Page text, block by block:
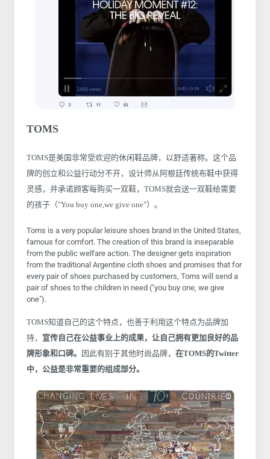
TOMS
TOMS是美国非常受欢迎的休闲鞋品牌，以舒适著称。这个品
牌的创立和公益行动分不开，设计师从阿根廷传统布鞋中获得
灵感，并承诺顾客每购买一双鞋，TOMS就会送一双鞋给需要
的孩子（"You buy one,we give one"）。
Toms is a very popular leisure shoes brand in the United States,
famous for comfort. The creation of this brand is inseparable
from the public welfare action. The designer gets inspiration
from the traditional Argentine cloth shoes and promises that for
every pair of shoes purchased by customers, Toms will send a
pair of shoes to the children in need ("you buy one, we give
one").
TOMS知道自己的这个特点，也善于利用这个特点为品牌加
持， 宣传自己在公益事业上的成果，让自己拥有更加良好的品
牌形象和口碑。
因此有别于其他时尚品牌， 在TOMS的Twitter
中，公益是非常重要的组成部分。